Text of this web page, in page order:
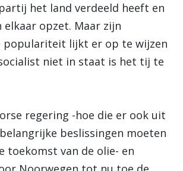
het land verdeeld heeft en
elkaar opzet. Maar zijn
populariteit lijkt er op te wijzen
niet in staat is het tij te
regering -hoe die er ook uit
beslissingen moeten
toekomst van de olie- en